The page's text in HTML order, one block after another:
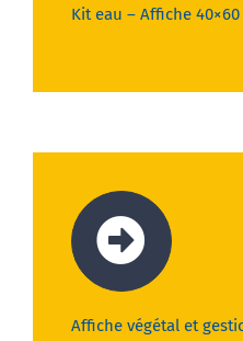
Kit eau – Affiche 40×60
Affiche végétal et